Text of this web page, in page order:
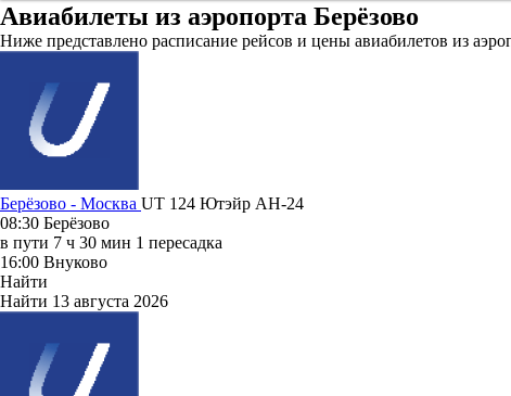
Авиабилеты из аэропорта Берёзово
Ниже представлено расписание рейсов и цены авиабилетов из
Берёзово - Москва UT 124 Ютэйр АН-24
08:30 Берёзово
в пути 7 ч 30 мин 1 пересадка
16:00 Внуково
Найти
Найти 13 августа 2026